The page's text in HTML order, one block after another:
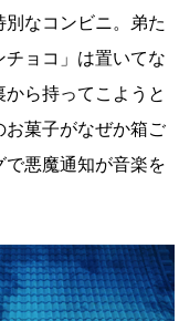
なコンビニ。弟た
ョコ」は置いてな
ら持ってこようと
お菓子がなぜか箱ご
で悪魔通知が音楽を